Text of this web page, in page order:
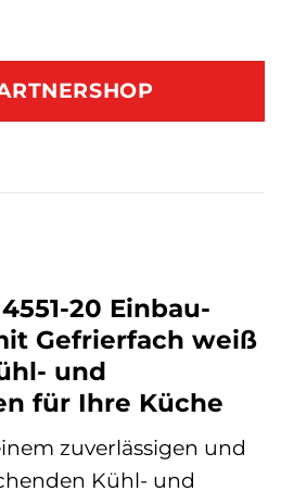
20 Einbau-
Gefrierfach weiß
und
für Ihre Küche
zuverlässigen und
Kühl- und